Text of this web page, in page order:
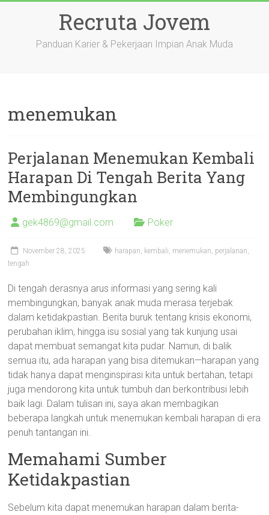
Recruta Jovem
Panduan Karier & Pekerjaan Impian Anak Muda
menemukan
Perjalanan Menemukan Kembali
Harapan Di Tengah Berita Yang
Membingungkan
gek4869@gmail.com Poker
November 28, 2025 harapan, kembali, menemukan, perjalanan,
tengah
Di tengah derasnya arus informasi yang sering kali
membingungkan, banyak anak muda merasa terjebak
dalam ketidakpastian. Berita buruk tentang krisis ekonomi,
perubahan iklim, hingga isu sosial yang tak kunjung usai
dapat membuat semangat kita pudar. Namun, di balik
semua itu, ada harapan yang bisa ditemukan—harapan yang
tidak hanya dapat menginspirasi kita untuk bertahan, tetapi
juga mendorong kita untuk tumbuh dan berkontribusi lebih
baik lagi. Dalam tulisan ini, saya akan membagikan
beberapa langkah untuk menemukan kembali harapan di era
penuh tantangan ini.
Memahami Sumber
Ketidakpastian
Sebelum kita dapat menemukan harapan dalam berita-